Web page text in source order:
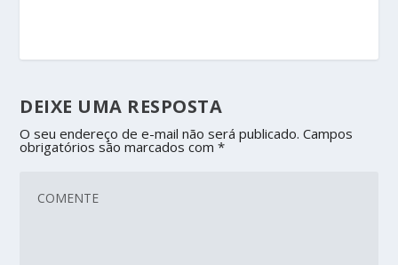
DEIXE UMA RESPOSTA
O seu endereço de e-mail não será publicado. Campos
obrigatórios são marcados com*